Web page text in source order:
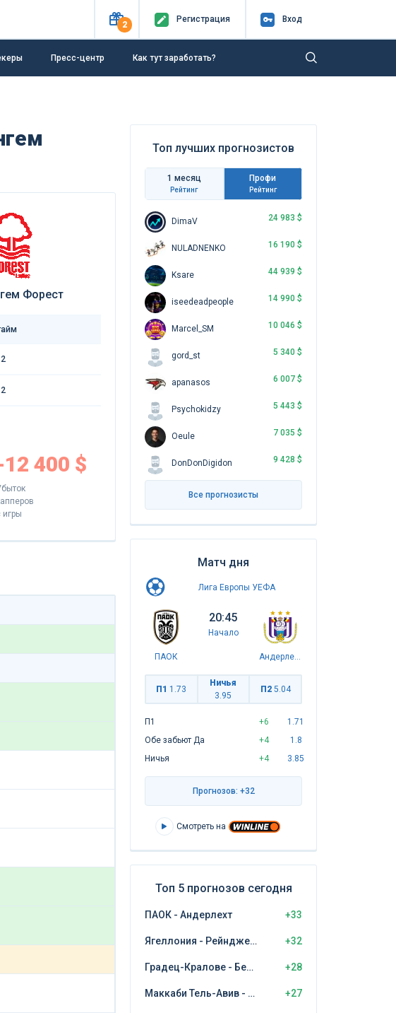
2
Регистрация Вход
Пресс-центр Как тут заработать?
Форест
2
2
400 $
игры
Топ лучших прогнозистов
1 месяц
Рейтинг
Профи
Рейтинг
DimaV 24 983 $
NULADNENKO 16 190 $
Ksare 44 939 $
iseedeadpeople 14 990 $
Marcel_SM 10 046 $
gord_st 5 340 $
apanasos 6 007 $
Psychokidzy 5 443 $
Oeule 7 035 $
DonDonDigidon 9 428 $
Все прогнозисты
Матч дня
Лига Европы УЕФА
ПАОК
20:45
Начало
Андерлехт
П1 1.73
Ничья
3.95
П2 5.04
П1 +6
1.71
Обе забьют Да
+4
1.8
Ничья
+4 3.85
Прогнозов: +32
Смотреть на
Топ 5 прогнозов сегодня
ПАОК - Андерлехт +33
Ягеллония - Рейнджерс +32
Градец-Кралове - Бешикташ +28
Маккаби Тель-Авив - ЦСКА София +27